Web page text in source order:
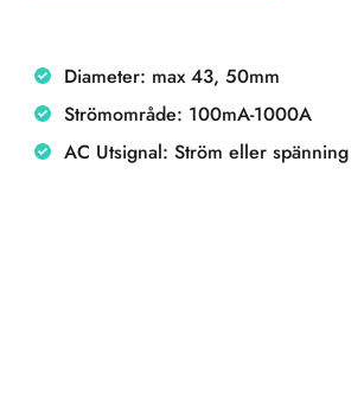
Diameter: max 43, 50mm
Strömområde: 100mA-1000A
AC Utsignal: Ström eller spänning